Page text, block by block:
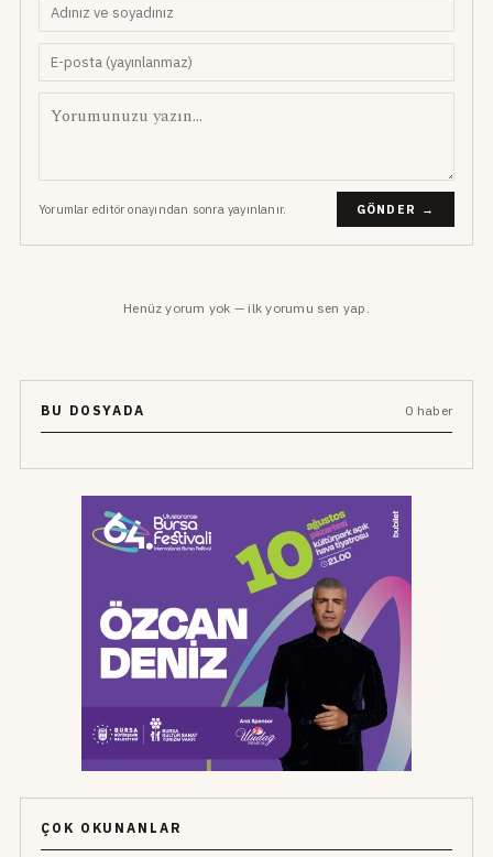
Yorumlar editör onayından sonra yayınlanır. GÖNDER →
Henüz yorum yok — ilk yorumu sen yap.
BU DOSYADA 0 haber
ÇOK OKUNANLAR